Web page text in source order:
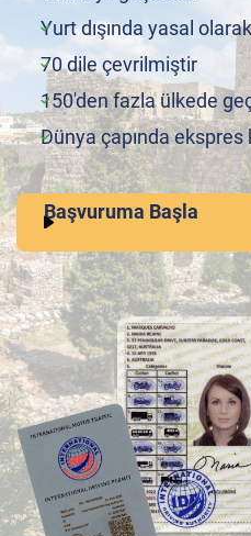
Yurt dışında yasal
70 dile çevrilmiştir
150'den fazla ülkede
Dünya çapında ekspres
Başvuruma Başla